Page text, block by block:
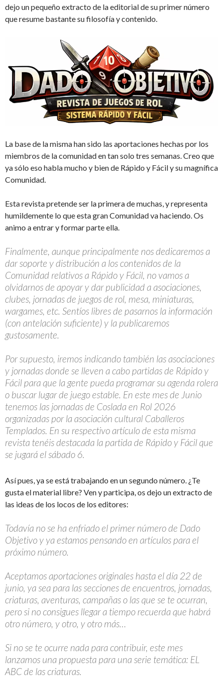
dejo un pequeño extracto de la editorial de su primer número
que resume bastante su filosofía y contenido.
La base de la misma han sido las aportaciones hechas por los
miembros de la comunidad en tan solo tres semanas. Creo que
ya sólo eso habla mucho y bien de Rápido y Fácil y su magnífica
Comunidad.
Esta revista pretende ser la primera de muchas, y representa
humildemente lo que esta gran Comunidad va haciendo. Os
animo a entrar y formar parte ella.
Finalmente, aunque principalmente nos dedicaremos a
dar soporte y distribución a los contenidos de la
Comunidad relativos a Rápido y Fácil, no vamos a
olvidarnos de apoyar y dar publicidad a asociaciones,
clubes, jornadas de juegos de rol, mesa, miniaturas,
wargames, etc. Sentíos libres de pasarnos la información
(con antelación suficiente) y la publicaremos
gustosamente.
Por supuesto, iremos indicando también las asociaciones
y jornadas donde se lleven a cabo partidas de Rápido y
Fácil para que la gente pueda programar su agenda rolera
o buscar lugar de juego estable. En este mes de Junio
tenemos las jornadas de Coslada en Rol 2026
organizadas por la asociación cultural Caballeros
Templados. En su respectivo artículo de esta misma
revista tenéis destacada la partida de Rápido y Fácil que
se jugará el sábado 6.
Así pues, ya se está trabajando en un segundo número. ¿Te
gusta el material libre? Ven y participa, os dejo un extracto de
las ideas de los locos de los editores:
Todavía no se ha enfriado el primer número de Dado
Objetivo y ya estamos pensando en artículos para el
próximo número.
Aceptamos aportaciones originales hasta el día 22 de
junio, ya sea para las secciones de encuentros, jornadas,
criaturas, aventuras, campañas o las que se te ocurran,
pero si no consigues llegar a tiempo recuerda que habrá
otro número, y otro, y otro más…
Si no se te ocurre nada para contribuir, este mes
lanzamos una propuesta para una serie temática: EL
ABC de las criaturas.